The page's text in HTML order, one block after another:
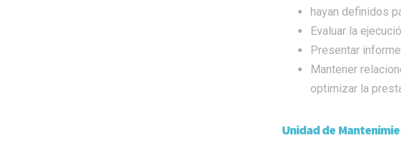
hayan definidos
Evaluar la
Presentar
Mantener
optimizar la
Unidad de